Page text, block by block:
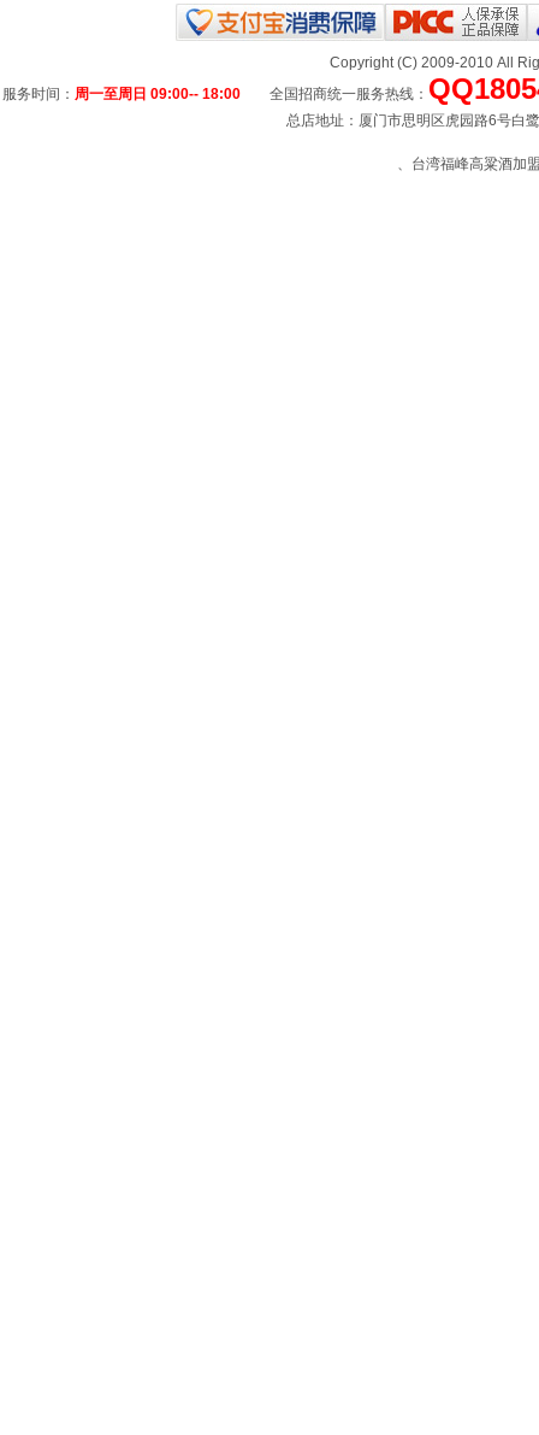
Copyright (C) 2009-2010 All
服务时间： 周一至周日 09:00-- 18:00全国招商统一服务热线：
总店地址：厦门市思明区虎园路6号白
、台湾福峰高粱酒加